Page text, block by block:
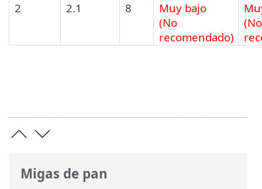
Migas de pan
2
2.1 8
Muy bajo
(No
recomendado)
(No